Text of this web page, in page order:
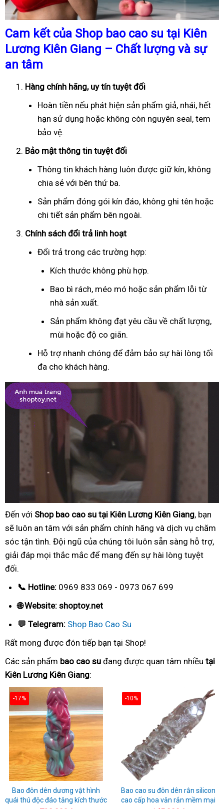
Cam kết của Shop bao cao su tại Kiên
Lương Kiên Giang – Chất lượng và sự
an tâm
Hàng chính hãng, uy tín tuyệt đối
Hoàn tiền nếu phát hiện sản phẩm giả, nhái, hết
hạn sử dụng hoặc không còn nguyên seal, tem
bảo vệ.
Bảo mật thông tin tuyệt đối
Thông tin khách hàng luôn được giữ kín, không
chia sẻ với bên thứ ba.
Sản phẩm đóng gói kín đáo, không ghi tên hoặc
chi tiết sản phẩm bên ngoài.
Chính sách đổi trả linh hoạt
Đổi trả trong các trường hợp:
Kích thước không phù hợp.
Bao bì rách, méo mó hoặc sản phẩm lỗi từ
nhà sản xuất.
Sản phẩm không đạt yêu cầu về chất lượng,
mùi hoặc độ co giãn.
Hỗ trợ nhanh chóng để đảm bảo sự hài lòng tối
đa cho khách hàng.
Đến với Shop bao cao su tại Kiên Lương Kiên Giang, bạn
sẽ luôn an tâm với sản phẩm chính hãng và dịch vụ chăm
sóc tận tình. Đội ngũ của chúng tôi luôn sẵn sàng hỗ trợ,
giải đáp mọi thắc mắc để mang đến sự hài lòng tuyệt
đối.
📞 Hotline: 0969 833 069 - 0973 067 699
🌐 Website: shoptoy.net
💬 Telegram: Shop Bao Cao Su
Rất mong được đón tiếp bạn tại Shop!
Các sản phẩm bao cao su đang được quan tâm nhiều tại
Kiên Lương Kiên Giang:
-17%
Bao đôn dên dương vật hình
quái thú độc đáo tăng kích thước
-10%
Bao cao su đôn dên rắn silicon
cao cấp hoa văn rắn mềm mại